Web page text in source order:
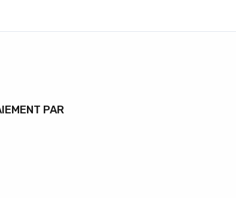
PAR